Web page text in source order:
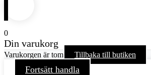
0
Din varukorg
Varukorgen är tom Tillbaka till butiken
Fortsätt handla